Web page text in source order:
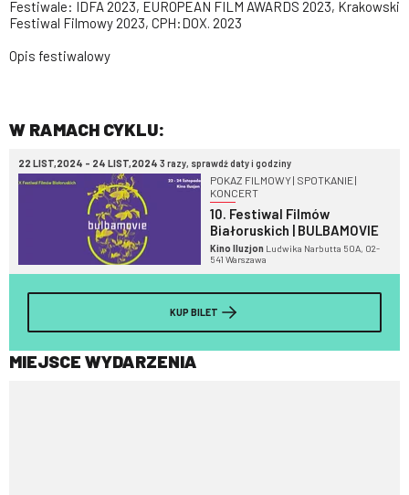
Festiwale: IDFA 2023, EUROPEAN FILM AWARDS 2023, Krakowski
Festiwal Filmowy 2023, CPH:DOX. 2023
Opis festiwalowy
W RAMACH CYKLU:
22 LIST,2024 - 24 LIST,2024 3 razy, sprawdź daty i godziny
POKAZ FILMOWY | SPOTKANIE |
KONCERT
10. Festiwal Filmów
Białoruskich | BULBAMOVIE
Kino Iluzjon Ludwika Narbutta 50A, 02-
541 Warszawa
KUP BILET
MIEJSCE WYDARZENIA